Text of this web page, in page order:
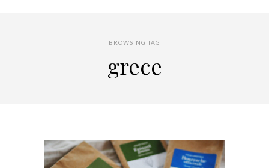
BROWSING TAG
grece